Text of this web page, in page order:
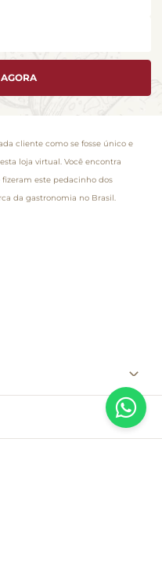
cliente como se fosse único e
loja virtual. Você encontra
este pedacinho dos
da gastronomia no Brasil.